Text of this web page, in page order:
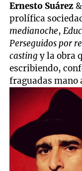
Ernesto Suárez
prolífica
medianoche,
Perseguidos por
casting y la obra
escribiendo,
fraguadas mano